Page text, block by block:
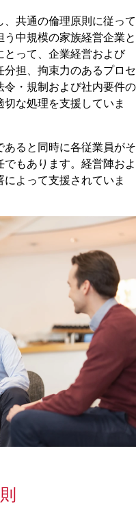
共通の倫理原則に従って
中規模の家族経営企業と
とって、企業経営および
分担、拘束力のあるプロセ
令・規制および社内要件の
な処理を支援していま
あると同時に各従業員がそ
もあります。経営陣およ
よって支援されていま